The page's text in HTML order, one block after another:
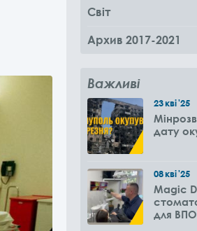
Світ
Архив 2017-2021
Важливі
23кві'25
дату
08кві'25
Magic
для